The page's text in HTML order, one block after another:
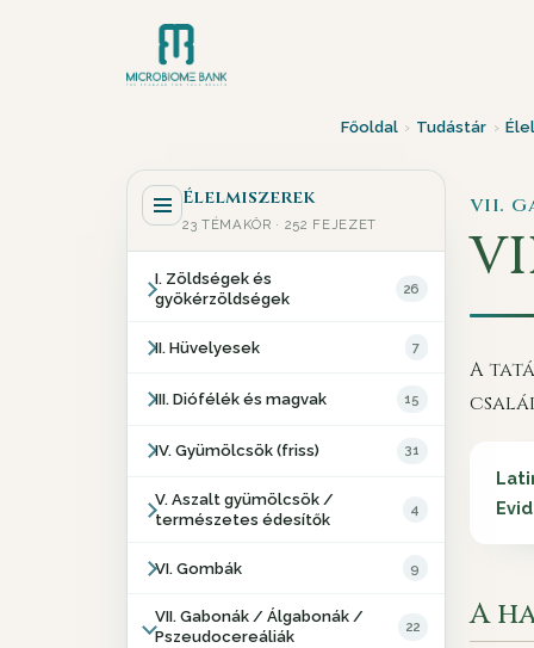
Főoldal › Tudástár ›
Élelmiszerek
23 TÉMAKÖR · 252 FEJEZET
I. Zöldségek és
gyökérzöldségek
26
II. Hüvelyesek 7
III. Diófélék és magvak 15
IV. Gyümölcsök (friss) 31
V. Aszalt gyümölcsök /
természetes édesítők
4
VI. Gombák 9
VII. Gabonák / Álgabonák /
Pszeudocereáliák
22
VII.
A
A